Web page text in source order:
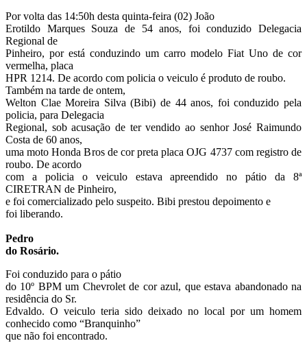
Por volta das 14:50h desta quinta-feira (02) João
Erotildo Marques Souza de 54 anos, foi conduzido Delegacia
Regional de
Pinheiro, por está conduzindo um carro modelo Fiat Uno de cor
vermelha, placa
HPR 1214. De acordo com policia o veiculo é produto de roubo.
Também na tarde de ontem,
Welton Clae Moreira Silva (Bibi) de 44 anos, foi conduzido pela
policia, para Delegacia
Regional, sob acusação de ter vendido ao senhor José Raimundo
Costa de 60 anos,
uma moto Honda Bros de cor preta placa OJG 4737 com registro de
roubo. De acordo
com a policia o veiculo estava apreendido no pátio da 8ª
CIRETRAN de Pinheiro,
e foi comercializado pelo suspeito. Bibi prestou depoimento e
foi liberando.
Pedro
do Rosário.
Foi conduzido para o pátio
do 10º BPM um Chevrolet de cor azul, que estava abandonado na
residência do Sr.
Edvaldo. O veiculo teria sido deixado no local por um homem
conhecido como “Branquinho”
que não foi encontrado.